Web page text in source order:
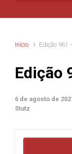
Início Edição 961
Edição
6 de agosto de
Stutz